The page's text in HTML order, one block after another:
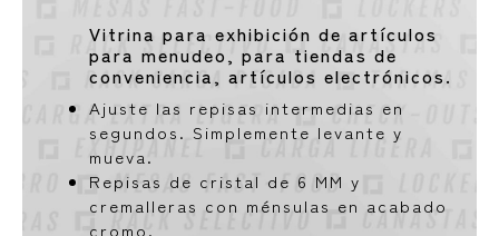
Vitrina para exhibición de artículos
para menudeo, para tiendas de
conveniencia, artículos electrónicos.
Ajuste las repisas intermedias en
segundos. Simplemente levante y
mueva.
Repisas de cristal de 6 MM y
cremalleras con ménsulas en acabado
cromo.